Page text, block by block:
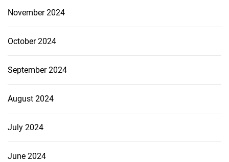
November 2024
October 2024
September 2024
August 2024
July 2024
June 2024